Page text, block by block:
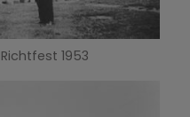
1953